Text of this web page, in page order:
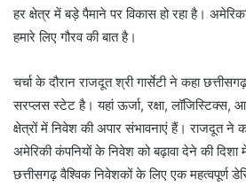
हर क्षेत्र में बड़े पैमाने पर विकास हो रहा है।
हमारे लिए गौरव की बात है।
चर्चा के दौरान राजदूत श्री गार्सेटी ने कहा
सरप्लस स्टेट है। यहां ऊर्जा, रक्षा,
क्षेत्रों में निवेश की अपार संभावनाएं हैं। राजदूत ने
अमेरिकी कंपनियों के निवेश को बढ़ावा देने की
छत्तीसगढ़ वैश्विक निवेशकों के लिए एक महत्वपूर्ण